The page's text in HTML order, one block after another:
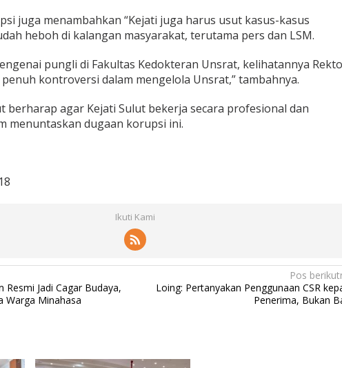
juga menambahkan “Kejati juga harus usut kasus-kasus
heboh di kalangan masyarakat, terutama pers dan LSM.
pungli di Fakultas Kedokteran Unsrat, kelihatannya
penuh kontroversi dalam mengelola Unsrat,” tambahnya.
berharap agar Kejati Sulut bekerja secara profesional dan
menuntaskan dugaan korupsi ini.
Ikuti Kami
Resmi Jadi Cagar Budaya,
Warga Minahasa
Pos
Loing: Pertanyakan Penggunaan CSR
Penerima, Bukan